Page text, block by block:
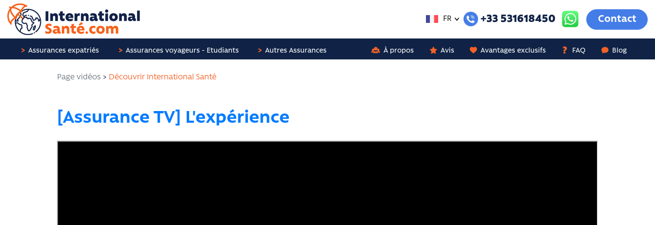
FR +33 531618450 Contact
Assurances expatriés Assurances voyageurs - Etudiants Autres Assurances À propos Avis Avantages exclusifs FAQ Blog
Page vidéos > Découvrir International Santé
[Assurance TV] L'expérience
Panneau de gestion des cookies